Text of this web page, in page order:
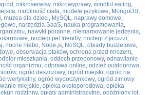
, mikroserwisy, mikrowyprawy, mindful eating,
, mobilność ciała, modele językowe, MongoDB,
, muzea dla dzieci, MySQL, naprawy domowe,
, narzędzia SaaS, nauka programowania,
, nawyki poranne, niemarnowanie jedzenia,
, noclegi pet friendly, noclegi z jacuzzi,
, nocne niebo, Node.js, NoSQL, obiady budżetowe,
, obserwacja ptaków, ochrona przed mrozem,
mieszkania, oddech przeponowy, odnawianie
organizmu, odprawa online, odzież outdoorowa,
, ogród deszczowy, ogród miejski, ogród na
wertykalny, ogród wypoczynkowy, ogród zimowy
miejskie, opieka okołoporodowa, opieka
rodzinny, opłaty administracyjne, opóźniony lot,